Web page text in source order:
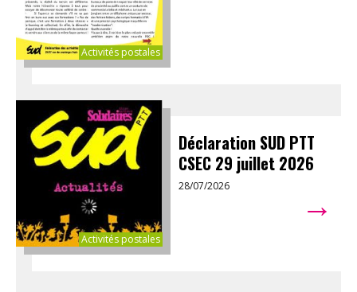
Activités postales
Activités postales
Déclaration SUD PTT
CSEC 29 juillet 2026
28/07/2026 →